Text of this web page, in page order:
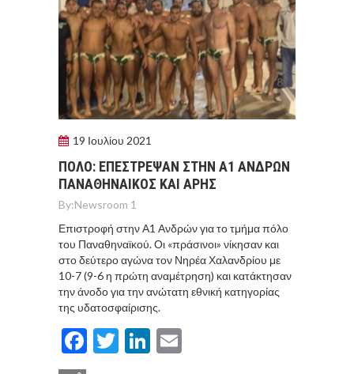
19 Ιουλίου 2021
ΠΟΛΟ: ΕΠΕΣΤΡΕΨΑΝ ΣΤΗΝ Α1 ΑΝΔΡΩΝ
ΠΑΝΑΘΗΝΑΙΚΟΣ ΚΑΙ ΑΡΗΣ
By:Newsroom 1
Επιστροφή στην Α1 Ανδρών για το τμήμα πόλο
του Παναθηναϊκού. Οι «πράσινοι» νίκησαν και
στο δεύτερο αγώνα τον Νηρέα Χαλανδρίου με
10-7 (9-6 η πρώτη αναμέτρηση) και κατάκτησαν
την άνοδο για την ανώτατη εθνική κατηγορίας
της υδατοσφαίρισης.
Facebook
TwitterLinkedIn